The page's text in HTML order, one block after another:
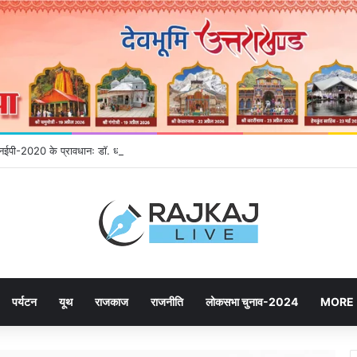
2020 के प्रावधानः डाॅ. धन सिंह रावत
पर्यटन यूथ राजकाज राजनीति लोकसभा चुनाव-2024 MORE